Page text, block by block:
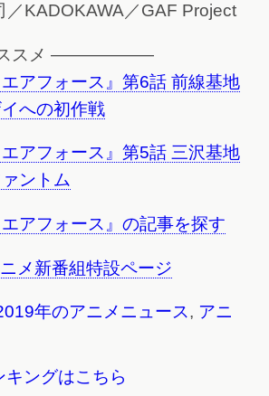
KADOKAWA／GAF Project
ススメ ——————
エアフォース』第6話 前線基地
への初作戦
エアフォース』第5話 三沢基地
ントム
アフォース』の記事を探す
メ新番組特設ページ
年のアニメニュース, アニ
ングはこちら